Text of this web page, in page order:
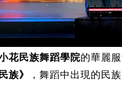
花民族舞蹈學院的華麗
族》
，舞蹈中出現的民